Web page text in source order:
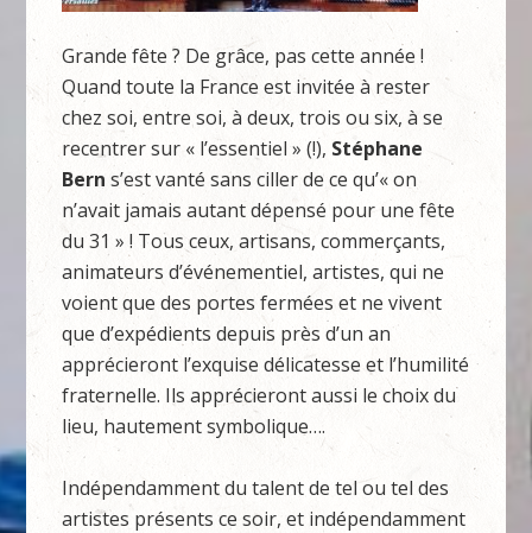
Grande fête ? De grâce, pas cette année !
Quand toute la France est invitée à rester
chez soi, entre soi, à deux, trois ou six, à se
recentrer sur « l’essentiel » (!), Stéphane
Bern s’est vanté sans ciller de ce qu’« on
n’avait jamais autant dépensé pour une fête
du 31 » ! Tous ceux, artisans, commerçants,
animateurs d’événementiel, artistes, qui ne
voient que des portes fermées et ne vivent
que d’expédients depuis près d’un an
apprécieront l’exquise délicatesse et l’humilité
fraternelle. Ils apprécieront aussi le choix du
lieu, hautement symbolique….
Indépendamment du talent de tel ou tel des
artistes présents ce soir, et indépendamment